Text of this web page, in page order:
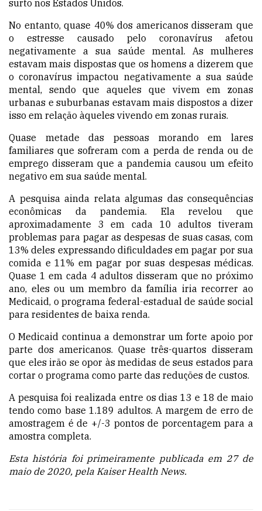
surto nos Estados Unidos.
No entanto, quase 40% dos americanos disseram que
o estresse causado pelo coronavírus afetou
negativamente a sua saúde mental. As mulheres
estavam mais dispostas que os homens a dizerem que
o coronavírus impactou negativamente a sua saúde
mental, sendo que aqueles que vivem em zonas
urbanas e suburbanas estavam mais dispostos a dizer
isso em relação àqueles vivendo em zonas rurais.
Quase metade das pessoas morando em lares
familiares que sofreram com a perda de renda ou de
emprego disseram que a pandemia causou um efeito
negativo em sua saúde mental.
A pesquisa ainda relata algumas das consequências
econômicas da pandemia. Ela revelou que
aproximadamente 3 em cada 10 adultos tiveram
problemas para pagar as despesas de suas casas, com
13% deles expressando dificuldades em pagar por sua
comida e 11% em pagar por suas despesas médicas.
Quase 1 em cada 4 adultos disseram que no próximo
ano, eles ou um membro da família iria recorrer ao
Medicaid, o programa federal-estadual de saúde social
para residentes de baixa renda.
O Medicaid continua a demonstrar um forte apoio por
parte dos americanos. Quase três-quartos disseram
que eles irão se opor às medidas de seus estados para
cortar o programa como parte das reduções de custos.
A pesquisa foi realizada entre os dias 13 e 18 de maio
tendo como base 1.189 adultos. A margem de erro de
amostragem é de +/-3 pontos de porcentagem para a
amostra completa.
Esta história foi primeiramente publicada em 27 de
maio de 2020, pela Kaiser Health News.